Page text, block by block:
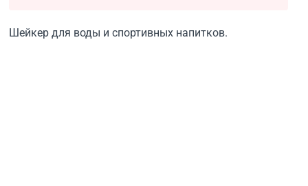
Шейкер для воды и спортивных напитков.